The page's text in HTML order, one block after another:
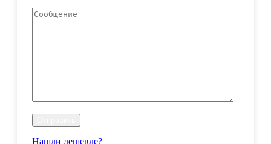
Нашли дешевле?